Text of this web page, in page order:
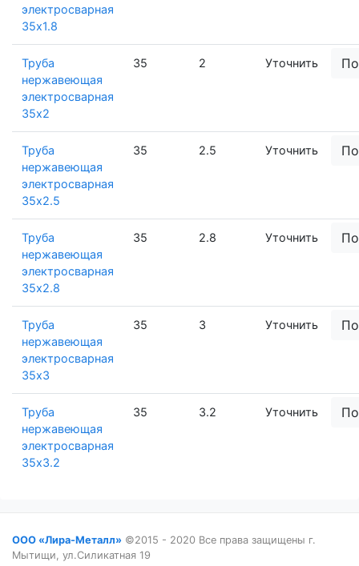
электросварная
35х1.8
Труба
нержавеющая
электросварная
35х2
35 2 Уточнить
Труба
нержавеющая
электросварная
35х2.5
35 2.5 Уточнить
Труба
нержавеющая
электросварная
35х2.8
35 2.8 Уточнить
Труба
нержавеющая
электросварная
35х3
35 3 Уточнить
Труба
нержавеющая
электросварная
35х3.2
35 3.2 Уточнить
ООО «Лира-Металл» ©2015 - 2020 Все права защищены г.
Мытищи, ул.Силикатная 19